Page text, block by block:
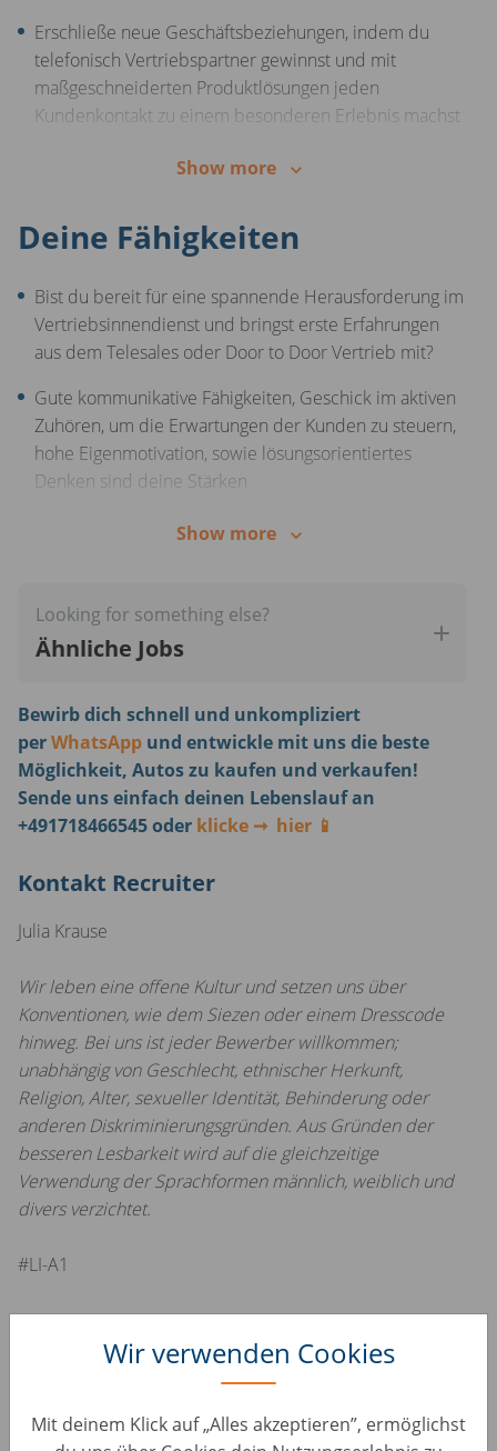
Wir verwenden Cookies
Mit deinem Klick auf „Alles akzeptieren”, ermöglichst
Ein attraktiver Rabatt auf den Kauf eines neuen Autos
beiAutohero- ein exklusives Angebot für dich!
Ein übergesetzlicher Zuschuss zur betrieblichen
Altersvorsorge. Wir kümmern uns um dich, auch über
deine Arbeitszeit hinaus!
für deine Einkäufe - du profitierst von exklusiven
Vergünstigungen.
Bewirb dich jetzt und entwickle mit uns die beste
Möglichkeit, Autos zu kaufen und verkaufen!
Erschließe neue Geschäftsbeziehungen, indem du
telefonisch Vertriebspartner gewinnst und mit
maßgeschneiderten Produktlösungen jeden
Kundenkontakt zu einem besonderen Erlebnis machst
Gestalte den Verkaufsprozess aktiv mit und verlasse
Nutze die Freiheit, deinen Arbeitstag selbstständig zu
planen und feiere deine individuellen Erfolge im
Vertrieb
Berichte regelmäßig an deinem Team Lead,
gemeinsam haltet ihr deine KPIs im Blick
Show more
Deine Fähigkeiten
Bist du bereit für eine spannende Herausforderung im
Vertriebsinnendienst und bringst erste Erfahrungen
aus dem Telesales oder Door to Door Vertrieb mit?
Gute kommunikative Fähigkeiten, Geschick im aktiven
Zuhören, um die Erwartungen der Kunden zu steuern,
hohe Eigenmotivation, sowie lösungsorientiertes
Denken sind deine Stärken
Begeistert dich die einzigartige Kombination aus
Sehr gute Kommunikations- und Ausdrucks­fähig­keit
auf Deutsch in Wort und Schrift
Show more
Looking for something else?
Ähnliche Jobs
Bewirb dich schnell und unkompliziert
perWhatsApp und entwickle mit uns die beste
Möglichkeit, Autos zu kaufen und verkaufen!
Sende uns einfach deinen Lebenslauf an
+491718466545 oder klicke ➞ hier 📱
Kontakt Recruiter
Julia Krause
Wir leben eine offene Kultur und setzen uns über
Konventionen, wie dem Siezen oder einem Dresscode
hinweg. Bei uns ist jeder Bewerber willkommen;
unabhängig von Geschlecht, ethnischer Herkunft,
Religion, Alter, sexueller Identität, Behinderung oder
anderen Diskriminierungsgründen. Aus Gründen der
besseren Lesbarkeit wird auf die gleichzeitige
Verwendung der Sprachformen männlich, weiblich und
divers verzichtet.
#LI-A1